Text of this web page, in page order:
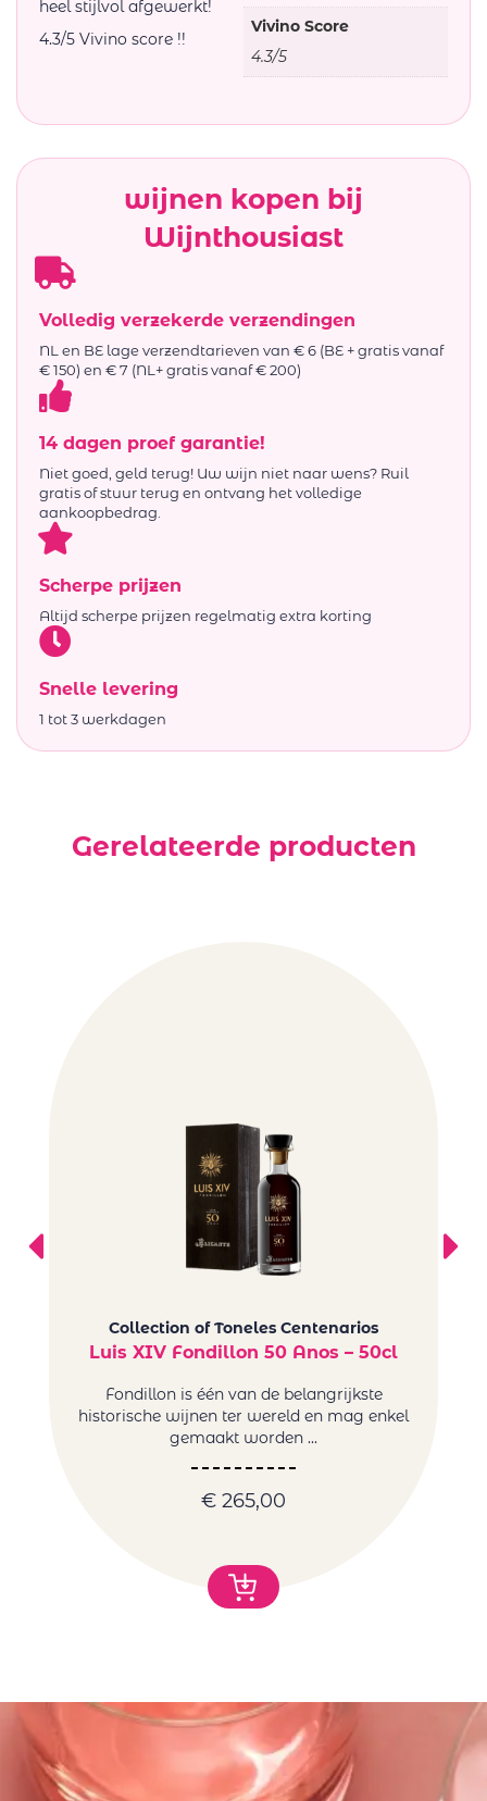
heel stijlvol afgewerkt!
4.3/5 Vivino score !!
Vivino Score
4.3/5
wijnen kopen bij
Wijnthousiast
Volledig verzekerde verzendingen
NL en BE lage verzendtarieven van € 6 (BE + gratis vanaf
€ 150) en € 7 (NL+ gratis vanaf € 200)
14 dagen proef garantie!
Niet goed, geld terug! Uw wijn niet naar wens? Ruil
gratis of stuur terug en ontvang het volledige
aankoopbedrag.
Scherpe prijzen
Altijd scherpe prijzen regelmatig extra korting
Snelle levering
1 tot 3 werkdagen
Gerelateerde producten
Collection of Toneles Centenarios
Luis XIV Fondillon 50 Anos – 50cl
Fondillon is één van de belangrijkste
historische wijnen ter wereld en mag enkel
gemaakt worden ...
€ 265,00